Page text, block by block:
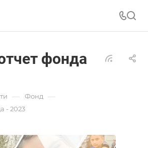
фонда
— Фонд —
- 2023